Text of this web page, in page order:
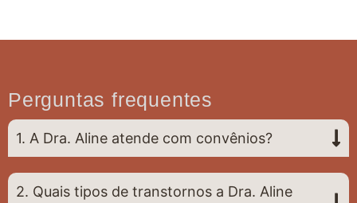
Perguntas frequentes
1. A Dra. Aline atende com convênios?
2. Quais tipos de transtornos a Dra. Aline